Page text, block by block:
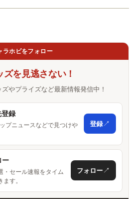
ラホビをフォロー
ズを見逃さない！
やプライズなど最新情報発信中！
録
プニュースなどで見つけや
登録↗
ー
・セール速報をタイム
す。
フォロー↗